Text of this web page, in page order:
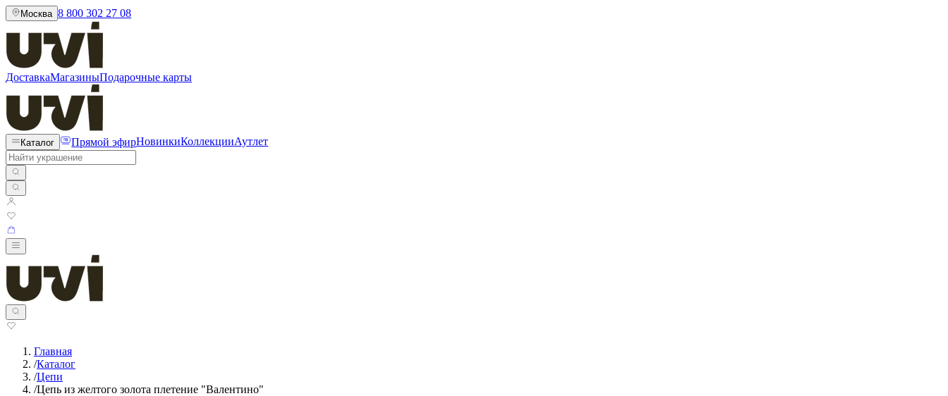
Москва 8 800 302 27 08
ДоставкаМагазиныПодарочные карты
Каталог Прямой эфирНовинкиКоллекцииАутлет
Главная
/Каталог
/Цепи
/Цепь из желтого золота плетение "Валентино"